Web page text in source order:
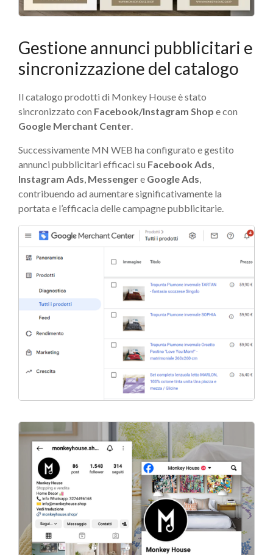
Gestione annunci pubblicitari e
sincronizzazione del catalogo
Il catalogo prodotti di Monkey House è stato
sincronizzato con Facebook/Instagram Shop e con
Google Merchant Center.
Successivamente MN WEB ha configurato e gestito
annunci pubblicitari efficaci su Facebook Ads,
Instagram Ads, Messengere Google Ads,
contribuendo ad aumentare significativamente la
portata e l’efficacia delle campagne pubblicitarie.